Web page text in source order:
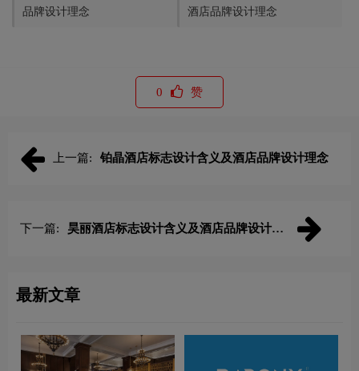
品牌设计理念
酒店品牌设计理念
0 赞
上一篇: 铂晶酒店标志设计含义及酒店品牌设计理念
下一篇:
昊丽酒店标志设计含义及酒店品牌设计理
最新文章